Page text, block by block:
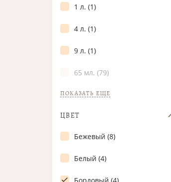
1 л. (1)
4 л. (1)
9 л. (1)
65 мл. (79)
ПОКАЗАТЬ ЕЩЕ
ЦВЕТ
Бежевый (8)
Белый (4)